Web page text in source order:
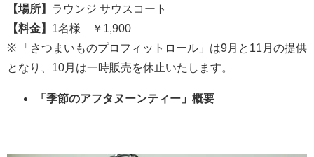
【場所】 ラウンジ サウスコート
【料金】 1名様 ￥1,900
※ 「さつまいものプロフィットロール」は9月と11月の提供
となり、10月は一時販売を休止いたします。
「季節のアフタヌーンティー」概要